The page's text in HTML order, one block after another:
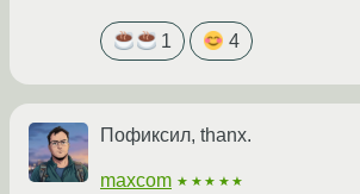
1 4
Пофиксил, thanx.
maxcom ★★★★★